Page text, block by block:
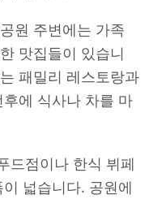
원 주변에는 가족
맛집들이 있습니
패밀리 레스토랑과
에 식사나 차를 마
드점이나 한식 뷔페
넓습니다. 공원에